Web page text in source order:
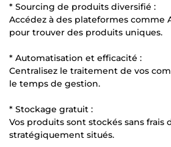
* Sourcing de produits diversifié :
Accédez à des plateformes comme
pour trouver des produits uniques.
* Automatisation et efficacité :
Centralisez le traitement de vos
le temps de gestion.
* Stockage gratuit :
Vos produits sont stockés sans frais
stratégiquement situés.